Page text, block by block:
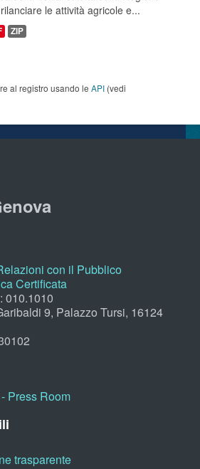
le attività agricole e...
ZIP
al registro usando le API (vedi
con il Pubblico
Certificata
010.1010
9, Palazzo Tursi, 16124
Press Room
trasparente